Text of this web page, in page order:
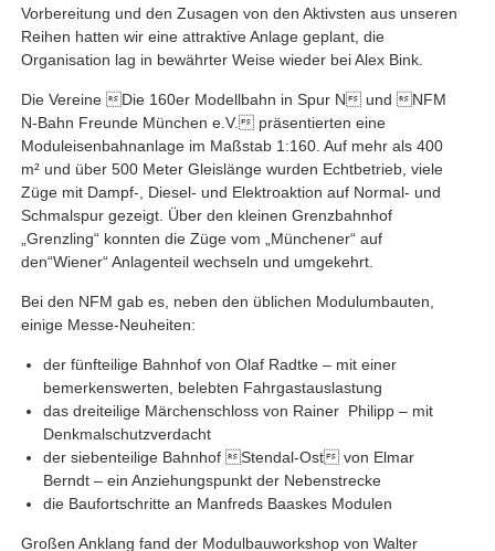
Vorbereitung und den Zusagen von den Aktivsten aus unseren
Reihen hatten wir eine attraktive Anlage geplant, die
Organisation lag in bewährter Weise wieder bei Alex Bink.
Die Vereine Die 160er Modellbahn in Spur N und NFM
N-Bahn Freunde München e.V. präsentierten eine
Moduleisenbahnanlage im Maßstab 1:160. Auf mehr als 400
m² und über 500 Meter Gleislänge wurden Echtbetrieb, viele
Züge mit Dampf-, Diesel- und Elektroaktion auf Normal- und
Schmalspur gezeigt. Über den kleinen Grenzbahnhof
„Grenzling“ konnten die Züge vom „Münchener“ auf
den“Wiener“ Anlagenteil wechseln und umgekehrt.
Bei den NFM gab es, neben den üblichen Modulumbauten,
einige Messe-Neuheiten:
der fünfteilige Bahnhof von Olaf Radtke – mit einer
bemerkenswerten, belebten Fahrgastauslastung
das dreiteilige Märchenschloss von Rainer Philipp – mit
Denkmalschutzverdacht
der siebenteilige Bahnhof Stendal-Ost von Elmar
Berndt – ein Anziehungspunkt der Nebenstrecke
die Baufortschritte an Manfreds Baaskes Modulen
Großen Anklang fand der Modulbauworkshop von Walter